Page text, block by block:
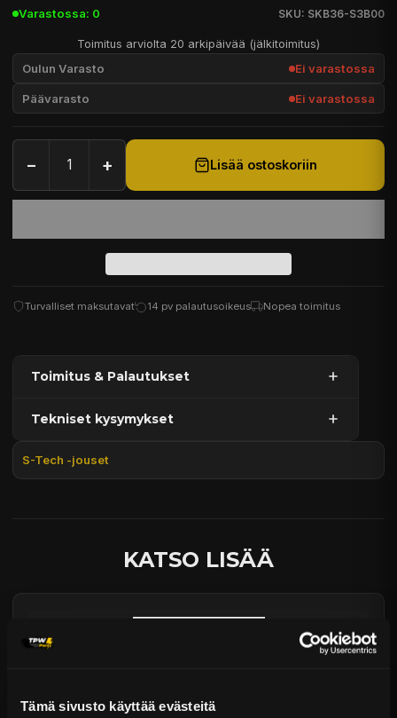
Tämä sivusto käyttää evästeitä
Varastossa: 0 SKU: SKB36-S3B00
Toimitus arviolta 20 arkipäivää (jälkitoimitus)
Oulun Varasto Ei varastossa
Päävarasto Ei varastossa
− + Lisää ostoskoriin
Turvalliset maksutavat 14 pv palautusoikeus Nopea toimitus
Toimitus & Palautukset
Päävaraston tuotteet 7 arkipäivässä
Tekniset kysymykset
S-Tech -jouset
KATSO LISÄÄ